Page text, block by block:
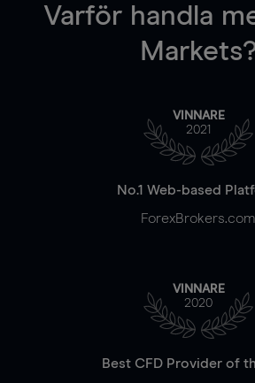
Varför handla
VINNARE
2021
No.1 Web-based
ForexBrokers.com
VINNARE
2020
Best CFD Provider of